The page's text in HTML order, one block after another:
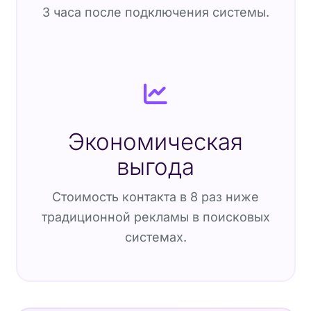
3 часа после подключения системы.
Экономическая
выгода
Стоимость контакта в 8 раз ниже
традиционной рекламы в поисковых
системах.